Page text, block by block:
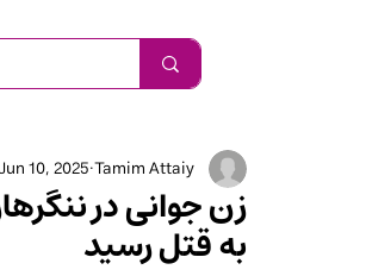
زن جوانی در
به قتل رسید
Tamim Attaiy
10, 2025